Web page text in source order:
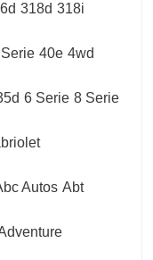
318d 318i
40e 4wd
6 Serie 8 Serie
Autos Abt